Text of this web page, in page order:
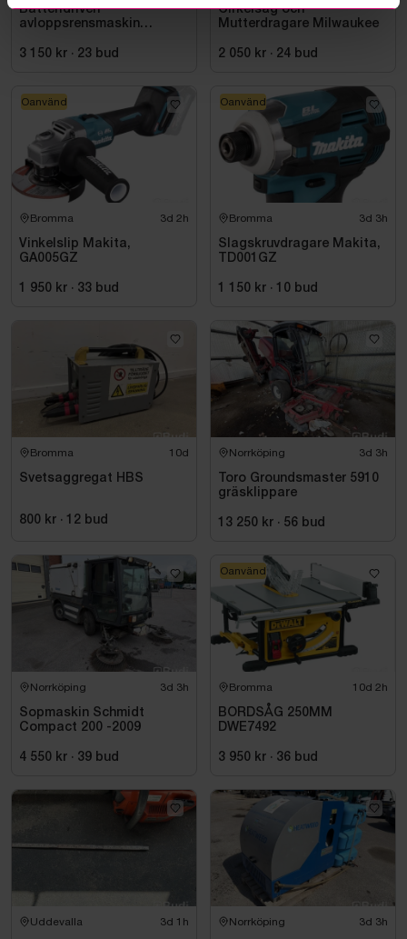
Batteridriven
avloppsrensmaskin
FSSM-121 | Oanvänd
3 150 kr · 23 bud
Cirkelsåg och
Mutterdragare Milwaukee
2 050 kr · 24 bud
Bromma 3d 2h
Vinkelslip Makita,
GA005GZ
1 950 kr · 33 bud
Oanvänd
Bromma 3d 3h
Slagskruvdragare Makita,
TD001GZ
1 150 kr · 10 bud
Oanvänd
Bromma 10d
Svetsaggregat HBS
800 kr · 12 bud
Norrköping 3d 3h
Toro Groundsmaster 5910
gräsklippare
13 250 kr · 56 bud
Norrköping 3d 3h
Sopmaskin Schmidt
Compact 200 -2009
4 550 kr · 39 bud
Bromma 10d 2h
BORDSÅG 250MM
DWE7492
3 950 kr · 36 bud
Oanvänd
Uddevalla 3d 1h Norrköping 3d 3h